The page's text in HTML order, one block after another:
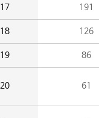
17 191
18 126
19 86
20 61